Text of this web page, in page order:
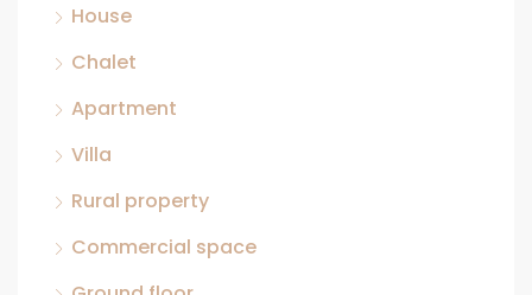
House
Chalet
Apartment
Villa
Rural property
Commercial space